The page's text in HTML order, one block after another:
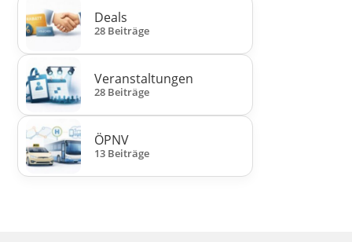
Deals
28 Beiträge
Veranstaltungen
28 Beiträge
ÖPNV
13 Beiträge